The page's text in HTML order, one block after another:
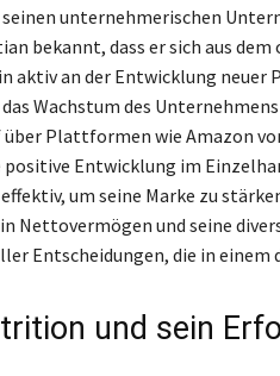
seinen unternehmerischen
bekannt, dass er sich aus
aktiv an der Entwicklung
Wachstum des
Plattformen wie Amazon
positive Entwicklung im
um seine Marke zu
Nettovermögen und seine
Entscheidungen, die in
und sein